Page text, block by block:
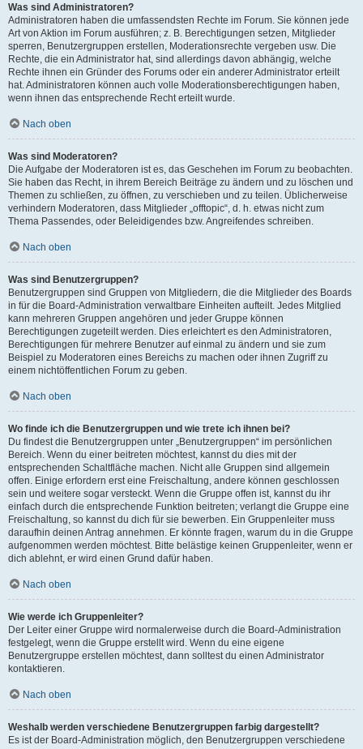
Was sind Administratoren?
Administratoren haben die umfassendsten Rechte im Forum. Sie können jede
Art von Aktion im Forum ausführen; z. B. Berechtigungen setzen, Mitglieder
sperren, Benutzergruppen erstellen, Moderationsrechte vergeben usw. Die
Rechte, die ein Administrator hat, sind allerdings davon abhängig, welche
Rechte ihnen ein Gründer des Forums oder ein anderer Administrator erteilt
hat. Administratoren können auch volle Moderationsberechtigungen haben,
wenn ihnen das entsprechende Recht erteilt wurde.
Nach oben
Was sind Moderatoren?
Die Aufgabe der Moderatoren ist es, das Geschehen im Forum zu beobachten.
Sie haben das Recht, in ihrem Bereich Beiträge zu ändern und zu löschen und
Themen zu schließen, zu öffnen, zu verschieben und zu teilen. Üblicherweise
verhindern Moderatoren, dass Mitglieder „offtopic“, d. h. etwas nicht zum
Thema Passendes, oder Beleidigendes bzw. Angreifendes schreiben.
Nach oben
Was sind Benutzergruppen?
Benutzergruppen sind Gruppen von Mitgliedern, die die Mitglieder des Boards
in für die Board-Administration verwaltbare Einheiten aufteilt. Jedes Mitglied
kann mehreren Gruppen angehören und jeder Gruppe können
Berechtigungen zugeteilt werden. Dies erleichtert es den Administratoren,
Berechtigungen für mehrere Benutzer auf einmal zu ändern und sie zum
Beispiel zu Moderatoren eines Bereichs zu machen oder ihnen Zugriff zu
einem nichtöffentlichen Forum zu geben.
Nach oben
Wo finde ich die Benutzergruppen und wie trete ich ihnen bei?
Du findest die Benutzergruppen unter „Benutzergruppen“ im persönlichen
Bereich. Wenn du einer beitreten möchtest, kannst du dies mit der
entsprechenden Schaltfläche machen. Nicht alle Gruppen sind allgemein
offen. Einige erfordern erst eine Freischaltung, andere können geschlossen
sein und weitere sogar versteckt. Wenn die Gruppe offen ist, kannst du ihr
einfach durch die entsprechende Funktion beitreten; verlangt die Gruppe eine
Freischaltung, so kannst du dich für sie bewerben. Ein Gruppenleiter muss
daraufhin deinen Antrag annehmen. Er könnte fragen, warum du in die Gruppe
aufgenommen werden möchtest. Bitte belästige keinen Gruppenleiter, wenn er
dich ablehnt, er wird einen Grund dafür haben.
Nach oben
Wie werde ich Gruppenleiter?
Der Leiter einer Gruppe wird normalerweise durch die Board-Administration
festgelegt, wenn die Gruppe erstellt wird. Wenn du eine eigene
Benutzergruppe erstellen möchtest, dann solltest du einen Administrator
kontaktieren.
Nach oben
Weshalb werden verschiedene Benutzergruppen farbig dargestellt?
Es ist der Board-Administration möglich, den Benutzergruppen verschiedene